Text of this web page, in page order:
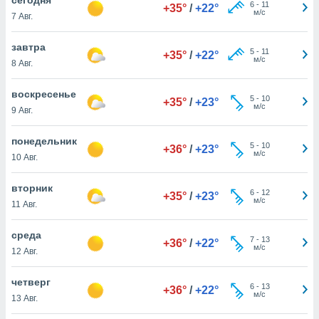
действия
на веб-
основе.
нашей
cookie
в
ВЫ
7 Авг.
+35° / +22° 6- 11
м/с
завтра
8 Авг.
+35° / +22° 5- 11
м/с
воскресенье
9 Авг.
+35° / +23° 5- 10
м/с
понедельник
10 Авг.
+36° / +23° 5- 10
м/с
вторник
11 Авг.
+35° / +23° 6- 12
м/с
среда
12 Авг.
+36° / +22° 7- 13
м/с
четверг
13 Авг.
+36° / +22° 6- 13
м/с